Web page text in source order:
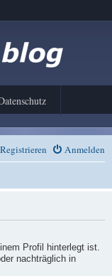
Anmelden
Registrieren
Profil hinterlegt ist.
nachträglich in